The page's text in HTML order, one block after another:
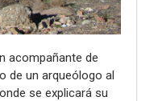
acompañante de
de un arqueólogo al
se explicará su